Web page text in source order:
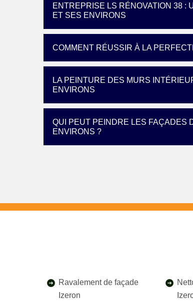
ENTREPRISE LS RÉNOVATION 38 :
ET SES ENVIRONS
COMMENT RÉUSSIR À LA
LA PEINTURE DES MURS
ENVIRONS
QUI PEUT PEINDRE LES FAÇADES
ENVIRONS ?
Ravalement de façade
Izeron